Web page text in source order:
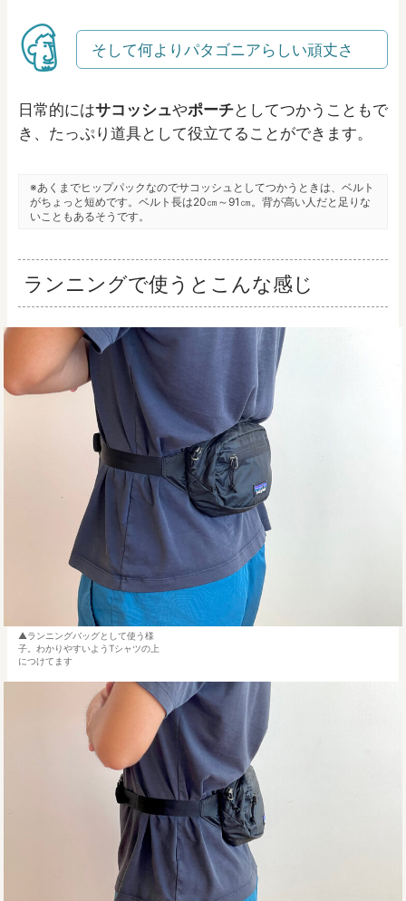
そして何よりパタゴニアらしい頑丈さ
日常的にはサコッシュやポーチとしてつかうこともで
き、たっぷり道具として役立てることができます。
※あくまでヒップパックなのでサコッシュとしてつかうときは、ベルト
がちょっと短めです。ベルト長は20㎝～91㎝。背が高い人だと足りな
いこともあるそうです。
ランニングで使うとこんな感じ
ランニングバッグとして使う様
子。わかりやすいようTシャツの上
につけてます